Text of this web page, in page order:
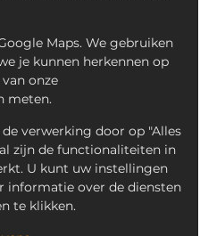
Maps. We gebruiken
je kunnen herkennen op
onze
meten.
verwerking door op "Alles
zijn de functionaliteiten in
U kunt uw instellingen
informatie over de diensten
te klikken.
MENU